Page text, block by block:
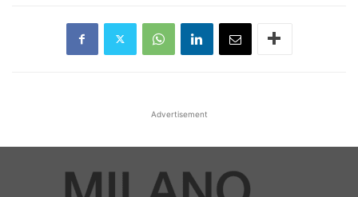
Advertisement